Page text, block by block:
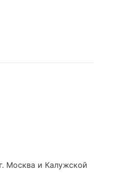
Москва и Калужской